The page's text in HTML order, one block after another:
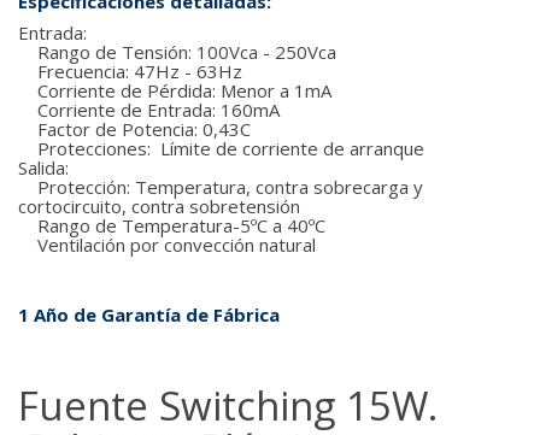
Entrada:
Rango de Tensión: 100Vca - 250Vca
Frecuencia: 47Hz - 63Hz
Corriente de Pérdida: Menor a 1mA
Corriente de Entrada: 160mA
Factor de Potencia: 0,43C
Protecciones: Límite de corriente de arranque
Salida:
Protección: Temperatura, contra sobrecarga y
cortocircuito, contra sobretensión
Rango de Temperatura-5ºC a 40ºC
Ventilación por convección natural
1 Año de Garantía de Fábrica
Fuente Switching 15W.